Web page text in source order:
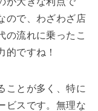
ので、わざわざ店
の流れに乗ったこ
的ですね！
ことが多く、特に
ビスです。無理な